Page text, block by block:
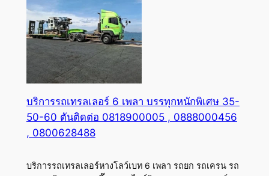
บริการรถเทรลเลอร์ 6 เพลา บรรทุกหนักพิเศษ 35-
50-60 ตันติดต่อ 0818900005 , 0888000456
, 0800628488
บริการรถเทรลเลอร์หางโลว์เบท 6 เพลา รถยก รถเครน รถ